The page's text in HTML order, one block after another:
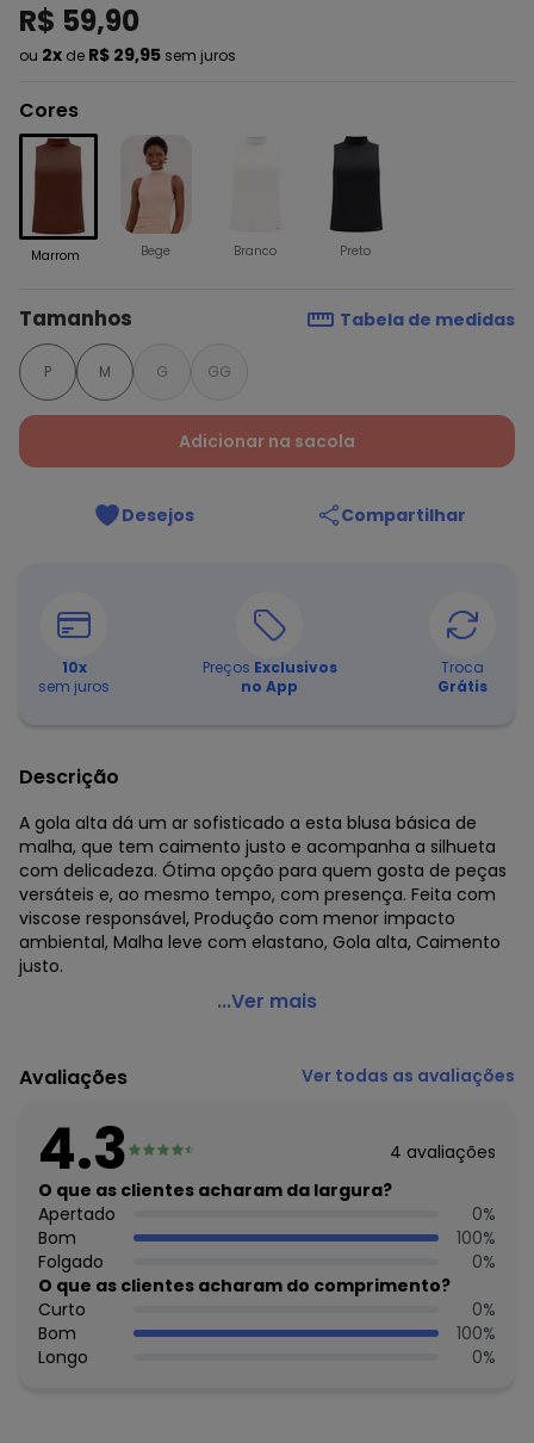
R$ 59,90
ou 2x de R$ 29,95 sem juros
Cores
Marrom Bege Branco Preto
Tamanhos Tabela de medidas
P M G GG
Adicionar na sacola
Desejos Compartilhar
10x
sem juros
Preços Exclusivos
no App
Troca
Grátis
Descrição
A gola alta dá um ar sofisticado a esta blusa básica de
malha, que tem caimento justo e acompanha a silhueta
com delicadeza. Ótima opção para quem gosta de peças
versáteis e, ao mesmo tempo, com presença. Feita com
viscose responsável, Produção com menor impacto
ambiental, Malha leve com elastano, Gola alta, Caimento
justo.
Lunender - Blusa Básica com Gola Alta em Malha
Código do produto: 7960914
Fornecedor: LUNELLI TEXTIL NORDESTE LTDA / CNPJ
Feito: Brasil
Cuidados para conservação do produto: Lavagem a mão;
Não alvejar; Não secar em tambor; Secagem em varal à
sombra; Não passar; Não limpar a seco; Limpeza a úmido
profissional; Processo suave;
Tecido: Viscose
Composição: 96% viscose 4% elastano
...Ver mais
Avaliações Ver todas as avaliações
4.3 4 avaliações
O que as clientes acharam da largura?
Apertado
0%
Bom
100%
Folgado
0%
O que as clientes acharam do comprimento?
Curto
0%
Bom
100%
Longo
0%